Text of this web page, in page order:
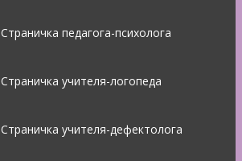
Страничка педагога-психолога
Страничка учителя-логопеда
Страничка учителя-дефектолога